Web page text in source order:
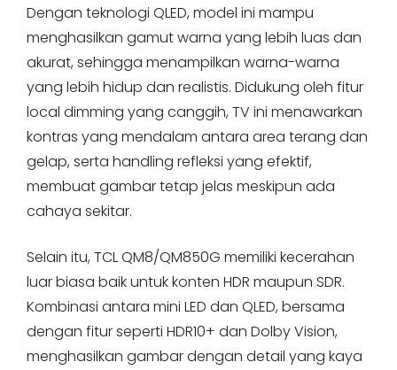
Dengan teknologi QLED, model ini mampu
menghasilkan gamut warna yang lebih luas dan
akurat, sehingga menampilkan warna-warna
yang lebih hidup dan realistis. Didukung oleh fitur
local dimming yang canggih, TV ini menawarkan
kontras yang mendalam antara area terang dan
gelap, serta handling refleksi yang efektif,
membuat gambar tetap jelas meskipun ada
cahaya sekitar.
Selain itu, TCL QM8/QM850G memiliki kecerahan
luar biasa baik untuk konten HDR maupun SDR.
Kombinasi antara mini LED dan QLED, bersama
dengan fitur seperti HDR10+ dan Dolby Vision,
menghasilkan gambar dengan detail yang kaya